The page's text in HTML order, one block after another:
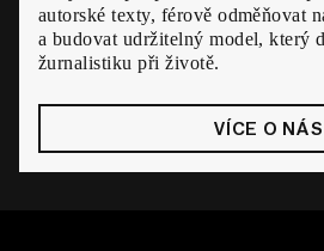
autorské texty, férově odměňovat
a budovat udržitelný model, který
žurnalistiku při životě.
VÍCE O NÁS